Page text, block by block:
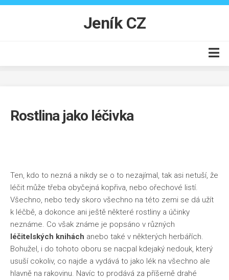
Skip
Jeník CZ
Byt
Vzdělání
Rostlina jako léčivka
Ten, kdo to nezná a nikdy se o to nezajímal, tak asi netuší, že
léčit může třeba obyčejná kopřiva, nebo ořechové listí.
Všechno, nebo tedy skoro všechno na této zemi se dá užít
k léčbě, a dokonce ani ještě některé rostliny a účinky
neznáme. Co však známe je popsáno v různých
léčitelských knihách anebo také v některých herbářích.
Bohužel, i do tohoto oboru se nacpal kdejaký nedouk, který
usuší cokoliv, co najde a vydává to jako lék na všechno ale
hlavně na rakovinu. Navíc to prodává za příšerně drahé